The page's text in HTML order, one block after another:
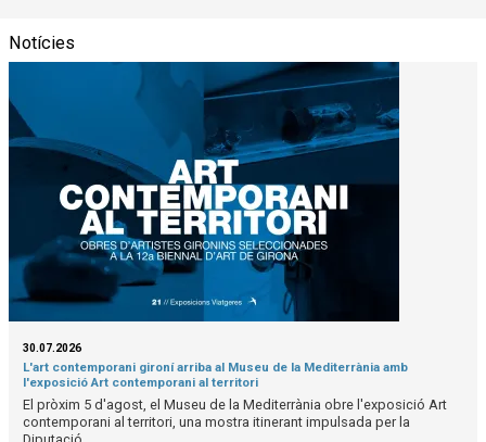
Notícies
30.07.2026
L'art contemporani gironí arriba al Museu de la Mediterrània amb
l'exposició Art contemporani al territori
El pròxim 5 d'agost, el Museu de la Mediterrània obre l'exposició Art
contemporani al territori, una mostra itinerant impulsada per la